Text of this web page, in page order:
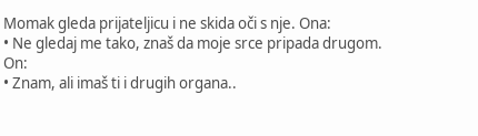
Momak gleda prijateljicu i ne skida oči s nje. Ona:
• Ne gledaj me tako, znaš da moje srce pripada drugom.
On:
• Znam, ali imaš ti i drugih organa..